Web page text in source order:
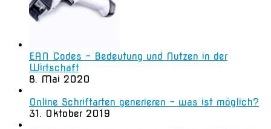
EAN Codes – Bedeutung und Nutzen in der
Wirtschaft
8. Mai 2020
Online Schriftarten generieren – was ist möglich?
31. Oktober 2019